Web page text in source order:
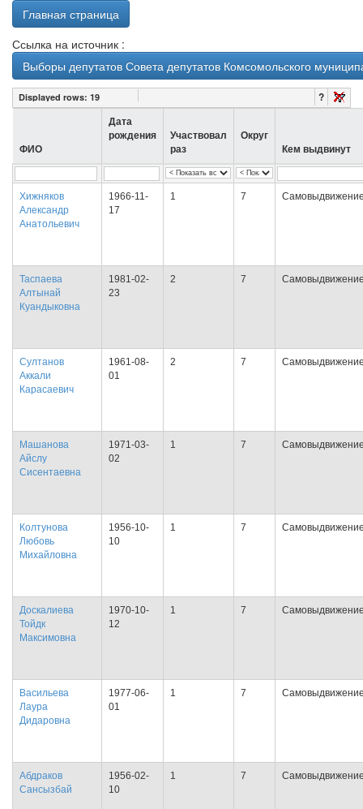
Главная страница
Ссылка на источник :
Выборы депутатов Совета депутатов Комсомольского
Displayed rows: 19 ?
ФИО
Дата
рождения
Участвовал
раз
Округ
Кем выдвинут
Хижняков
Александр
Анатольевич
1966-11-
17
1 7
Таспаева
Алтынай
Куандыковна
1981-02-
23
2 7
Султанов
Аккали
Карасаевич
1961-08-
01
2 7
Машанова
Айслу
Сисентаевна
1971-03-
02
1 7
Колтунова
Любовь
Михайловна
1956-10-
10
1 7
Доскалиева
Тойдк
Максимовна
1970-10-
12
1 7
Васильева
Лаура
Дидаровна
1977-06-
01
1 7
Абдраков
Сансызбай
1956-02-
10
1 7